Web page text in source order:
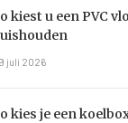
kiest u een PVC
juli 2026
kies je een